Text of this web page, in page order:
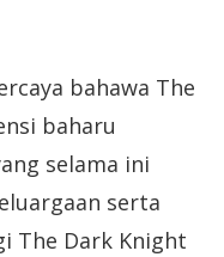
bahawa The
baharu
selama ini
serta
The Dark Knight